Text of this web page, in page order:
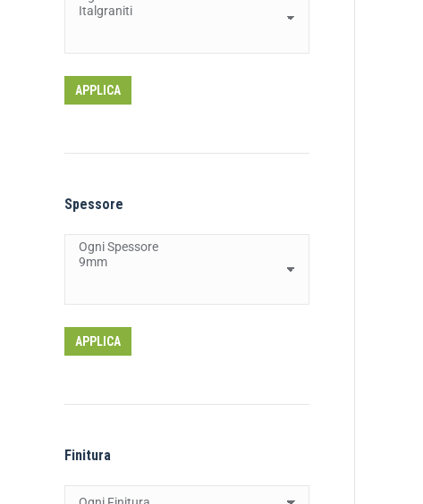
APPLICA
Spessore
APPLICA
Finitura